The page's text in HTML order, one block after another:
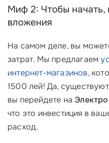
Миф 2: Чтобы
вложения
На самом деле, вы
затрат. Мы предлагаем
интернет-магазинов,
1500 лей! Да,
вы перейдете на
что это инвестиция в
расход.